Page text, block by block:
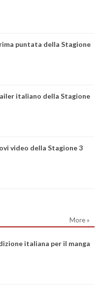
puntata della Stagione
italiano della Stagione
video della Stagione 3
More »
italiana per il manga